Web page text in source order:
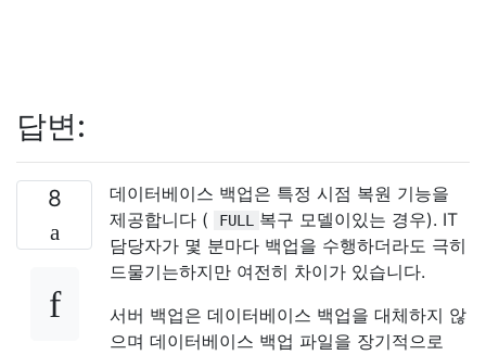
답변:
8
데이터베이스 백업은 특정 시점 복원 기능을
제공합니다 (
FULL
복구 모델이있는 경우). IT
담당자가 몇 분마다 백업을 수행하더라도 극히
드물기는하지만 여전히 차이가 있습니다.
서버 백업은 데이터베이스 백업을 대체하지 않
으며 데이터베이스 백업 파일을 장기적으로